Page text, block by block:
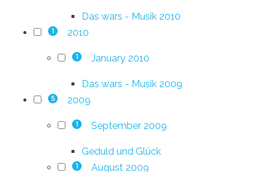
Das wars - Musik 2010
1 2010
1 January 2010
Das wars - Musik 2009
5 2009
1 September 2009
Geduld und Glück
1 August 2009